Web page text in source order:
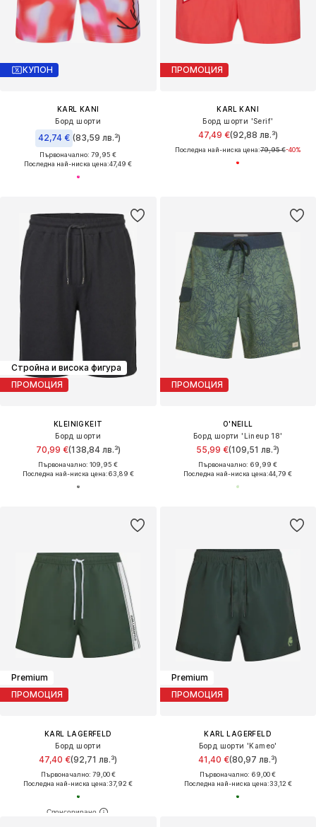
КУПОН
KARL KANI
Борд шорти
42,74 € (83,59 лв.³)
Първоначално: 79,95 €
Последна най-ниска цена:47,49 €
ПРОМОЦИЯ
KARL KANI
Борд шорти 'Serif'
47,49 €(92,88 лв.³)
Последна най-ниска цена:79,95 €-40%
Стройна и висока фигура
ПРОМОЦИЯ
KLEINIGKEIT
Борд шорти
70,99 €(138,84 лв.³)
Първоначално: 109,95 €
Последна най-ниска цена:63,89 €
ПРОМОЦИЯ
O'NEILL
Борд шорти 'Lineup 18'
55,99 €(109,51 лв.³)
Първоначално: 69,99 €
Последна най-ниска цена:44,79 €
Premium
ПРОМОЦИЯ
KARL LAGERFELD
Борд шорти
47,40 €(92,71 лв.³)
Първоначално: 79,00 €
Последна най-ниска цена:37,92 €
Premium
ПРОМОЦИЯ
KARL LAGERFELD
Борд шорти 'Kameo'
41,40 €(80,97 лв.³)
Първоначално: 69,00 €
Последна най-ниска цена:33,12 €